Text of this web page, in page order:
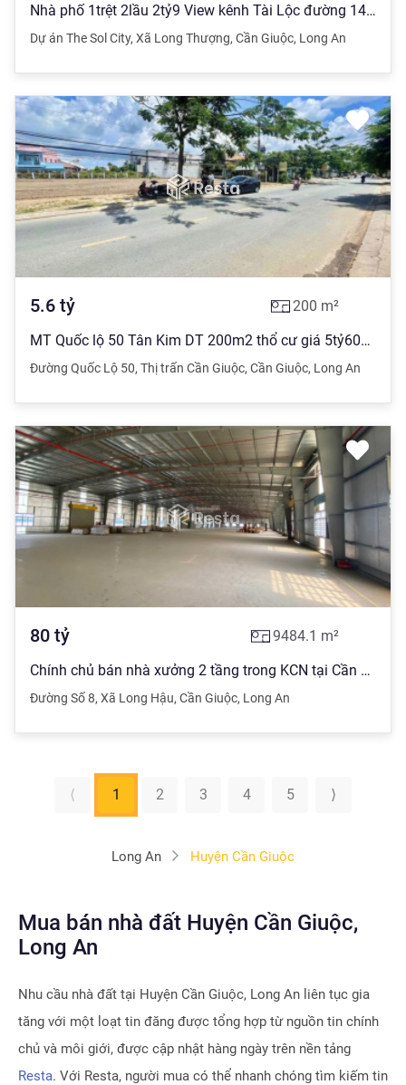
Nhà phố 1trệt 2lầu 2tỷ9 View kênh Tài Lộc đường 14m DT 135m2. TT 290tr góp 36 tháng không lãi suất
Dự án The Sol City, Xã Long Thượng, Cần Giuộc, Long An
5.6 tỷ 200 m²
MT Quốc lộ 50 Tân Kim DT 200m2 thổ cư giá 5tỷ600 tr/nền. Quá đẹp. Lh: 0901 331 *** xem đất
Đường Quốc Lộ 50, Thị trấn Cần Giuộc, Cần Giuộc, Long An
80 tỷ 9484.1 m²
Chính chủ bán nhà xưởng 2 tầng trong KCN tại Cần Giuộc, Long An
Đường Số 8, Xã Long Hậu, Cần Giuộc, Long An
⟨ 1 2 3 4 5 ⟩
Long An Huyện Cần Giuộc
Mua bán nhà đất Huyện Cần Giuộc,
Long An
Nhu cầu nhà đất tại Huyện Cần Giuộc, Long An liên tục gia
tăng với một loạt tin đăng được tổng hợp từ nguồn tin chính
chủ và môi giới, được cập nhật hàng ngày trên nền tảng
Resta. Với Resta, người mua có thể nhanh chóng tìm kiếm tin